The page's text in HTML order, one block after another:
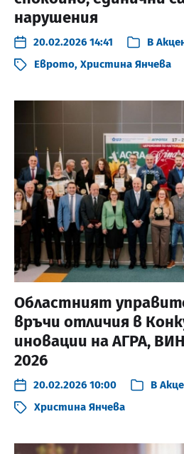
нарушения
20.02.2026 14:41 В
Еврото, Христина Янчева
Областният
връчи отличия в
иновации на АГРА,
2026
20.02.2026 10:00 В
Христина Янчева